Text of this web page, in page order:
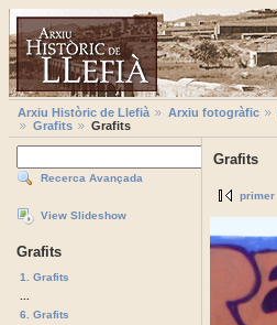
Arxiu Històric de Llefià Arxiu fotogràfic
Grafits
Grafits
Recerca Avançada
View Slideshow
Grafits
1. Grafits
6. Grafits
Grafits
primer